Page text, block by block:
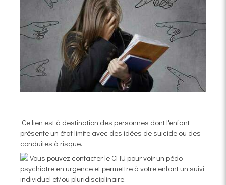
Ce lien est à destination des personnes dont l'enfant
présente un état limite avec des idées de suicide ou des
conduites à risque.
Vous pouvez contacter le CHU pour voir un pédo
psychiatre en urgence et permettre à votre enfant un suivi
individuel et/ou pluridisciplinaire.